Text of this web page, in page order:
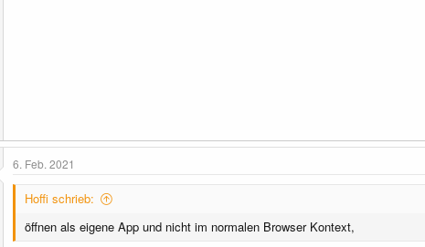
6. Feb. 2021
Hoffi schrieb:
öffnen als eigene App und nicht im normalen Browser Kontext,